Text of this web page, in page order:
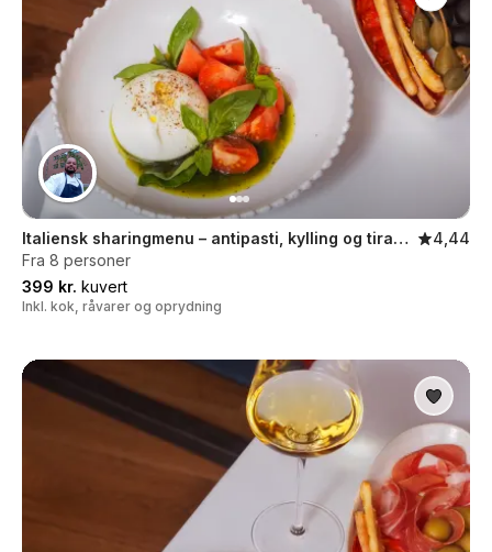
Italiensk sharingmenu – antipasti, kylling og tiramisu
4,44
Fra 8 personer
399 kr. kuvert
Inkl. kok, råvarer og oprydning